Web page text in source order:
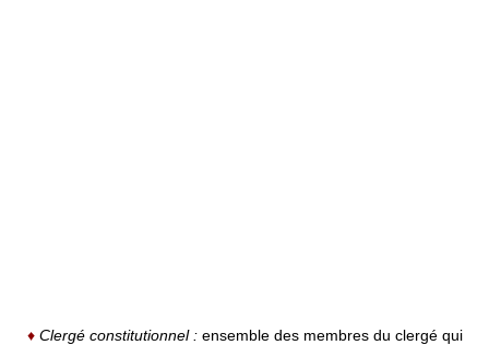
♦ Clergé constitutionnel : ensemble des membres du clergé qui